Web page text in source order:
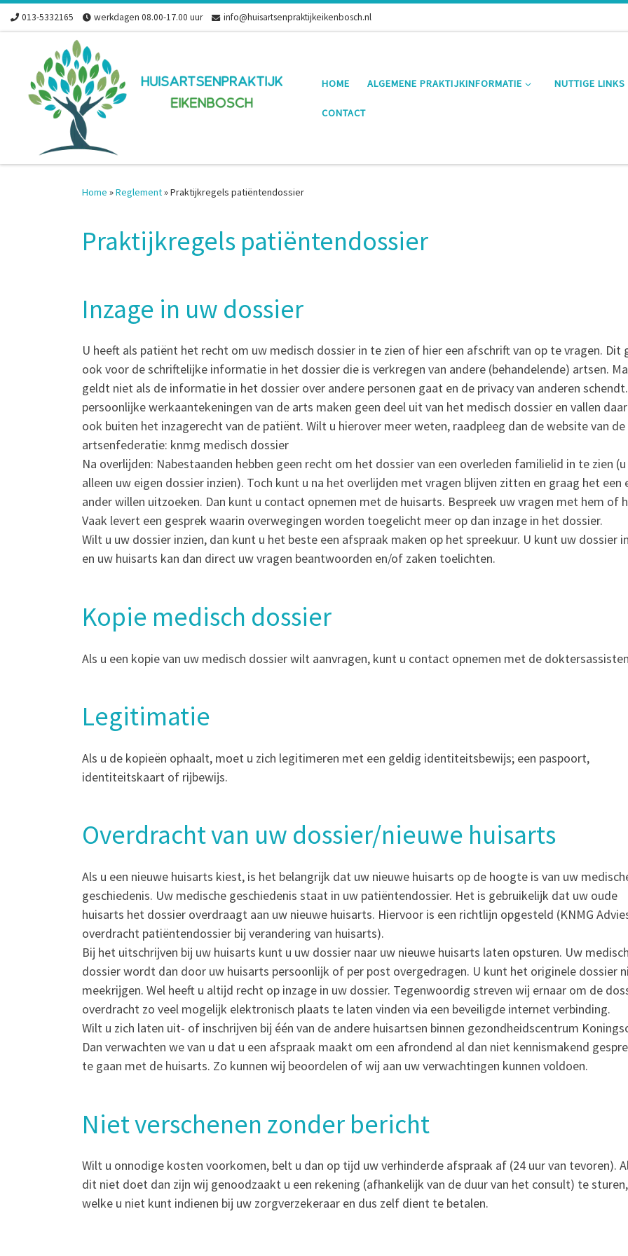
Skip to content
013-5332165 werkdagen 08.00-17.00 uur info@huisartsenpraktijkeikenbosch.nl
HOME ALGEMENE PRAKTIJKINFORMATIE NUTTIGE LINKS
CONTACT
Home »Reglement»Praktijkregels patiëntendossier
Praktijkregels patiëntendossier
Inzage in uw dossier
U heeft als patiënt het recht om uw medisch dossier in te zien of hier een afschrift van op te vragen. Dit
ook voor de schriftelijke informatie in het dossier die is verkregen van andere (behandelende) artsen.
geldt niet als de informatie in het dossier over andere personen gaat en de privacy van anderen
persoonlijke werkaantekeningen van de arts maken geen deel uit van het medisch dossier en vallen
ook buiten het inzagerecht van de patiënt. Wilt u hierover meer weten, raadpleeg dan de website van de
artsenfederatie: knmg medisch dossier
Na overlijden: Nabestaanden hebben geen recht om het dossier van een overleden familielid in te zien
alleen uw eigen dossier inzien). Toch kunt u na het overlijden met vragen blijven zitten en graag het een
ander willen uitzoeken. Dan kunt u contact opnemen met de huisarts. Bespreek uw vragen met hem of
Vaak levert een gesprek waarin overwegingen worden toegelicht meer op dan inzage in het dossier.
Wilt u uw dossier inzien, dan kunt u het beste een afspraak maken op het spreekuur. U kunt uw dossier
en uw huisarts kan dan direct uw vragen beantwoorden en/of zaken toelichten.
Kopie medisch dossier
Als u een kopie van uw medisch dossier wilt aanvragen, kunt u contact opnemen met de
Legitimatie
Als u de kopieën ophaalt, moet u zich legitimeren met een geldig identiteitsbewijs; een paspoort,
identiteitskaart of rijbewijs.
Overdracht van uw dossier/nieuwe huisarts
Als u een nieuwe huisarts kiest, is het belangrijk dat uw nieuwe huisarts op de hoogte is van uw
geschiedenis. Uw medische geschiedenis staat in uw patiëntendossier. Het is gebruikelijk dat uw oude
huisarts het dossier overdraagt aan uw nieuwe huisarts. Hiervoor is een richtlijn opgesteld (KNMG
overdracht patiëntendossier bij verandering van huisarts).
Bij het uitschrijven bij uw huisarts kunt u uw dossier naar uw nieuwe huisarts laten opsturen. Uw medisch
dossier wordt dan door uw huisarts persoonlijk of per post overgedragen. U kunt het originele dossier
meekrijgen. Wel heeft u altijd recht op inzage in uw dossier. Tegenwoordig streven wij ernaar om de
overdracht zo veel mogelijk elektronisch plaats te laten vinden via een beveiligde internet verbinding.
Wilt u zich laten uit- of inschrijven bij één van de andere huisartsen binnen gezondheidscentrum
Dan verwachten we van u dat u een afspraak maakt om een afrondend al dan niet kennismakend
te gaan met de huisarts. Zo kunnen wij beoordelen of wij aan uw verwachtingen kunnen voldoen.
Niet verschenen zonder bericht
Wilt u onnodige kosten voorkomen, belt u dan op tijd uw verhinderde afspraak af (24 uur van tevoren).
dit niet doet dan zijn wij genoodzaakt u een rekening (afhankelijk van de duur van het consult) te sturen,
welke u niet kunt indienen bij uw zorgverzekeraar en dus zelf dient te betalen.